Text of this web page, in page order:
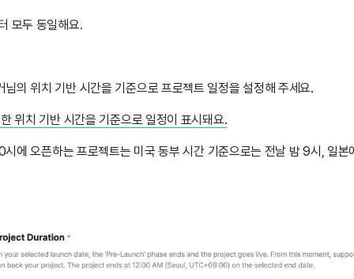
모두 동일해요.
의 위치 기반 시간을 기준으로 프로젝트 일정을 설정해 주세요.
위치 기반 시간을 기준으로 일정이 표시돼요.
시에 오픈하는 프로젝트는 미국 동부 시간 기준으로는 전날 밤 9시, 일